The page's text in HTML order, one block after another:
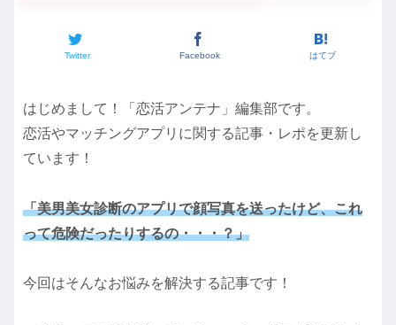
Twitter Facebook はてブ
はじめまして！「恋活アンテナ」編集部です。
恋活やマッチングアプリに関する記事・レポを更新し
ています！
「美男美女診断のアプリで顔写真を送ったけど、これ
って危険だったりするの・・・？」
今回はそんなお悩みを解決する記事です！